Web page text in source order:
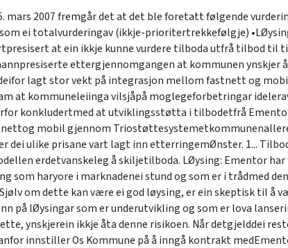
mars 2007 fremgår det at det ble foretatt følgende
ei totalvurderingav (ikkje-prioritertrekkefølgje)
at ein ikkje kunne vurdere tilboda utfrå tilbod
ettergjennomgangen at kommunen ynskjer
lagt stor vekt på integrasjon mellom fastnett og
at kommuneleiinga vilsjåpå moglegeforbetringar
konkludertmed at utviklingsstøtta i tilbodetfrå
mobil gjennom
dei ulike prisane vart lagt inn etterringemØnster. 1...
erdetvanskeleg å skiljetilboda. LØysing: Ementor
som haryore i marknadenei stund og som er i trådmed
om dette kan være ei god løysing, er ein skeptisk til å
på lØysingar som er underutvikling og som er lova
ynskjerein ikkje åta denne risikoen. Når detgjelddei
innstiller Os Kommune på å inngå kontrakt